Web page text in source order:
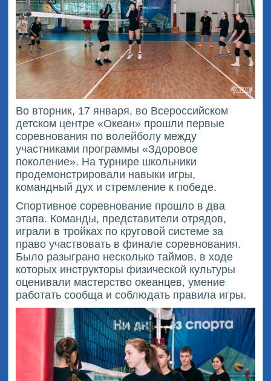
Во вторник, 17 января, во Всероссийском
детском центре «Океан» прошли первые
соревнования по волейболу между
участниками программы «Здоровое
поколение». На турнире школьники
продемонстрировали навыки игры,
командный дух и стремление к победе.
Спортивное соревнование прошло в два
этапа. Команды, представители отрядов,
играли в тройках по круговой системе за
право участвовать в финале соревнования.
Было разыграно несколько таймов, в ходе
которых инструкторы физической культуры
оценивали мастерство океанцев, умение
работать сообща и соблюдать правила игры.